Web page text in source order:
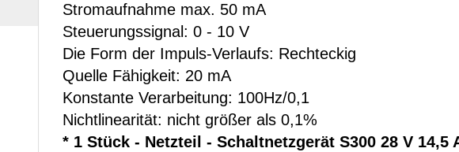
Stromaufnahme max. 50 mA
Steuerungssignal: 0 - 10 V
Die Form der Impuls-Verlaufs: Rechteckig
Quelle Fähigkeit: 20 mA
Konstante Verarbeitung: 100Hz/0,1
Nichtlinearität: nicht größer als 0,1%
* 1 Stück - Netzteil - Schaltnetzgerät S300 28 V 14,5